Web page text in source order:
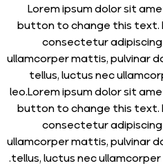
Lorem ipsum
button to change
consectetur
ullamcorper mattis,
tellus, luctus nec
leo.Lorem ipsum
button to change
consectetur
ullamcorper mattis,
tellus, luctus nec